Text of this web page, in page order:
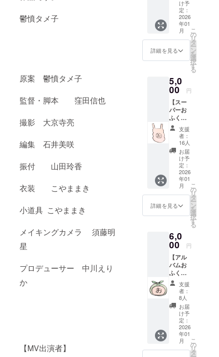
鬱憤タメ子
原案 鬱憤タメ子
監督・脚本 窪田信也
撮影 大京寺亮
編集 石井美咲
振付 山田玲香
衣装 こやままき
小道具 こやままき
メイキングカメラ 須藤明
星
プロデューサー 中川えり
か
【MV出演者】
ます ※
お名前
の掲載
期間：
2025年
12月予
定のMV
続する
限り掲
載 ※掲
載方
法：文
字のみ
※エンド
ロール
にお名
前記載
をご希
望され
る方
は、表
記をお
知らせ
くださ
ロール
にお名
前記載
（希望
者の
み） ・
名入り
でお礼
セージ
をお送
りしま
す ・完
成した
MVの公
開URL
を一般
に先駆
けてお
送りし
ます ＋
おふく
ろまん
MVのメ
イキン
グ動画
2025年
12月予
定のMV
公開か
ら、事
業が存
続する
限り掲
載 ※掲
載方
法：文
字のみ
※エンド
ロール
にお名
前記載
け予
定：
2026
年01
月
詳細を見る
こ
の
リ
タ
ー
ン
を
選
択
す
る
5,0
00 円
【スー
パーお
ふくろ
まん】
・完成
したMV
のエン
ドロー
ルにお
名前記
載（希
望者の
み） ・
名入り
でお礼
のメッ
をお送
りしま
す ・完
成した
MVの公
開URL
を一般
に先駆
けてお
送りし
ます ・
おふく
ろまん
MVメイ
キング
動画 ＋
支援
者：
16人
お届
け予
定：
2026
年01
月
詳細を見る
こ
の
リ
タ
ー
ン
を
選
択
す
る
6,0
00 円
【アル
バムお
ふくろ
まん】
・完成
したMV
のエン
ドロー
ルにお
名前記
載（希
望者の
み） ・
支援
者：
8人
お届
け予
定：
2026
年01
月
こ
の
リ
タ